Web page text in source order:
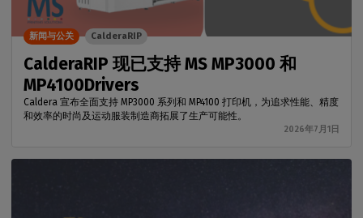
CalderaRIP 现已支持 MS MP3000 和
MP4100Drivers
Caldera 宣布全面支持 MP3000 系列和 MP4100 打印机，为追求性能、精度
和效率的时尚及运动服装制造商拓展了生产可能性。
2026年7月1日
新闻与公关 CalderaRIP